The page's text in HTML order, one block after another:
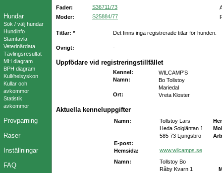
Hundar
Sök / välj hundar
Hundinfo
Stamtavla
Veterinärdata
Tävlingsresultat
MH diagram
BPH diagram
Kull/helsyskon
Kullar och
avkommor
Statistik
avkommor
Provparning
Raser
Inställningar
FAQ
Fader: S36711/73
Moder:
S25884/77
Titlar: * Det finns inga registrerade titlar för hunden.
Övrigt: -
Uppfödare vid registreringstillfället
Kennel :
WILCAMP'S
Namn:
Bo Tollstoy
Mariedal
Ort: Vreta Kloster
Aktuella kenneluppgifter
Namn: Tollstoy Lars
Heda Solgläntan 1
585 73 Ljungsbro
E-post:
Hemsida:
www.wilcamps.se
Namn:
Tollstoy Bo
Råby Kvarn 1